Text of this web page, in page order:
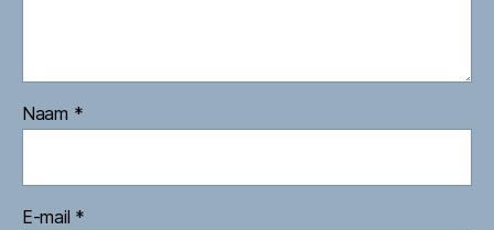
Naam *
E-mail *